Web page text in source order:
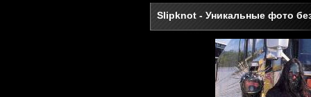
Slipknot - Уникальные фото